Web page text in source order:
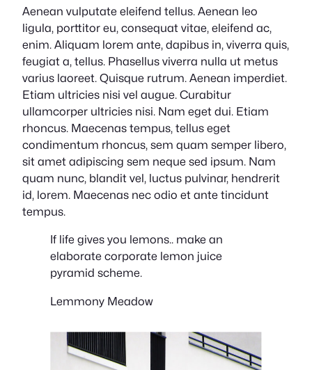
Aenean vulputate eleifend tellus. Aenean leo
ligula, porttitor eu, consequat vitae, eleifend ac,
enim. Aliquam lorem ante, dapibus in, viverra quis,
feugiat a, tellus. Phasellus viverra nulla ut metus
varius laoreet. Quisque rutrum. Aenean imperdiet.
Etiam ultricies nisi vel augue. Curabitur
ullamcorper ultricies nisi. Nam eget dui. Etiam
rhoncus. Maecenas tempus, tellus eget
condimentum rhoncus, sem quam semper libero,
sit amet adipiscing sem neque sed ipsum. Nam
quam nunc, blandit vel, luctus pulvinar, hendrerit
id, lorem. Maecenas nec odio et ante tincidunt
tempus.
If life gives you lemons.. make an
elaborate corporate lemon juice
pyramid scheme.
Lemmony Meadow